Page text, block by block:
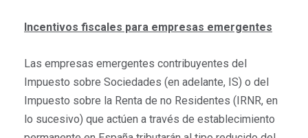
Incentivos fiscales para empresas emergentes
Las empresas emergentes contribuyentes del
Impuesto sobre Sociedades (en adelante, IS) o del
Impuesto sobre la Renta de no Residentes (IRNR, en
lo sucesivo) que actúen a través de establecimiento